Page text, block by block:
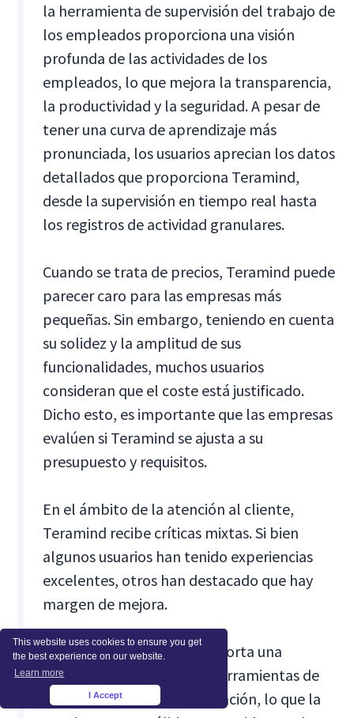
This website uses cookies to ensure you get
the best experience on our website.
Learn more
I Accept
la herramienta de supervisión del trabajo de
los empleados proporciona una visión
profunda de las actividades de los
empleados, lo que mejora la transparencia,
la productividad y la seguridad. A pesar de
tener una curva de aprendizaje más
pronunciada, los usuarios aprecian los datos
detallados que proporciona Teramind,
desde la supervisión en tiempo real hasta
los registros de actividad granulares.
Cuando se trata de precios, Teramind puede
parecer caro para las empresas más
pequeñas. Sin embargo, teniendo en cuenta
su solidez y la amplitud de sus
funcionalidades, muchos usuarios
consideran que el coste está justificado.
Dicho esto, es importante que las empresas
evalúen si Teramind se ajusta a su
presupuesto y requisitos.
En el ámbito de la atención al cliente,
Teramind recibe críticas mixtas. Si bien
algunos usuarios han tenido experiencias
excelentes, otros han destacado que hay
margen de mejora.
En conclusión, Teramind aporta una
potente combinación de herramientas de
monitoreo, análisis y prevención, lo que la